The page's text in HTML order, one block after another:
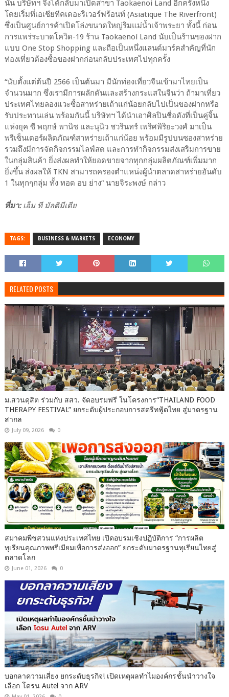
นั้น บริษัทฯ จึงได้กลับมาเปิดสาขา Taokaenoi Land อีกครั้งหนึ่ง
โดยเริ่มที่เอเชียทีคเดอะริเวอร์ฟร้อนท์ (Asiatique The Riverfront)
ซึ่งเป็นศูนย์การค้าเปิดโล่งขนาดใหญ่ริมแม่น้ำเจ้าพระยา ทั้งนี้ ก่อน
การแพร่ระบาดโควิด-19 ร้าน Taokaenoi Land นับเป็นร้านของฝาก
แบบ One Stop Shopping และถือเป็นหนึ่งแลนด์มาร์คสำคัญที่นัก
ท่องเที่ยวต้องซื้อของฝากก่อนกลับประเทศไปทุกครั้ง
“นับตั้งแต่ต้นปี 2566 เป็นต้นมา มีนักท่องเที่ยวจีนเข้ามาไทยเป็น
จำนวนมาก ซึ่งเรามีการผลักดันและสร้างกระแสในจีนว่า ถ้ามาเที่ยว
ประเทศไทยลองแวะซื้อสาหร่ายเถ้าแก่น้อยกลับไปเป็นของฝากหรือ
รับประทานเล่น พร้อมกันนี้ บริษัทฯ ได้นำเอาศิลปินชื่อดังที่เป็นคู่จิ้น
แห่งยุค ซี พฤกษ์ พานิช และนุนิว ชวรินทร์ เพริศพิริยะวงศ์ มาเป็น
พรีเซ็นเตอร์ผลิตภัณฑ์สาหร่ายเถ้าแก่น้อย พร้อมมีรูปบนซองสาหร่าย
รวมถึงมีการจัดกิจกรรมไลฟ์สด และการทำกิจกรรมส่งเสริมการขาย
ในกลุ่มสินค้า ยิ่งส่งผลทำให้ยอดขายจากทุกกลุ่มผลิตภัณฑ์เพิ่มมาก
ยิ่งขึ้น ส่งผลให้ TKN สามารถครองตำแหน่งผู้นำตลาดสาหร่ายอันดับ
1 ในทุกๆกลุ่ม ทั้ง ทอด อบ ย่าง” นายจิระพงษ์ กล่าว
ที่มา:เอ็ม ที มัลติมีเดีย
TAGS: BUSINESS & MARKETS ECONOMY
RELATED POSTS
ม.สวนดุสิต ร่วมกับ สสว. จัดอบรมฟรี ในโครงการ“THAILAND FOOD
THERAPY FESTIVAL” ยกระดับผู้ประกอบการสตรีทฟู้ดไทย สู่มาตรฐาน
สากล
July 09, 2026 0
สมาคมพืชสวนแห่งประเทศไทย เปิดอบรมเชิงปฏิบัติการ “การผลิต
ทุเรียนคุณภาพพรีเมียมเพื่อการส่งออก” ยกระดับมาตรฐานทุเรียนไทยสู่
ตลาดโลก
June 01, 2026 0
บอกลาความเสี่ยง ยกระดับธุรกิจ! เปิดเหตุผลทำไมองค์กรชั้นนำวางใจ
เลือก โดรน Autel จาก ARV